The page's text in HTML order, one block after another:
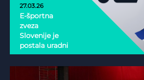
27.03.26
E-športna
zveza
Slovenije je
postala uradni
nacionalni
partner
Esports